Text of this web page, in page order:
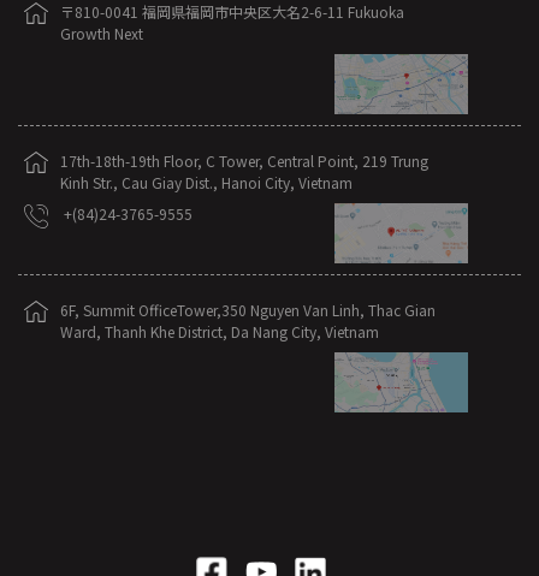
〒810-0041 福岡県福岡市中央区大名2-6-11 Fukuoka
Growth Next
17th-18th-19th Floor, C Tower, Central Point, 219 Trung
Kinh Str., Cau Giay Dist., Hanoi City, Vietnam
+(84)24-3765-9555
6F, Summit OfficeTower,350 Nguyen Van Linh, Thac Gian
Ward, Thanh Khe District, Da Nang City, Vietnam